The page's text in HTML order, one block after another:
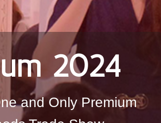
2024
and Only Premium